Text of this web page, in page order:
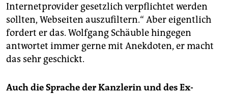
Internetprovider gesetzlich verpflichtet werden
sollten, Webseiten auszufiltern.“ Aber eigentlich
fordert er das. Wolfgang Schäuble hingegen
antwortet immer gerne mit Anekdoten, er macht
das sehr geschickt.
Auch die Sprache der Kanzlerin und des Ex-